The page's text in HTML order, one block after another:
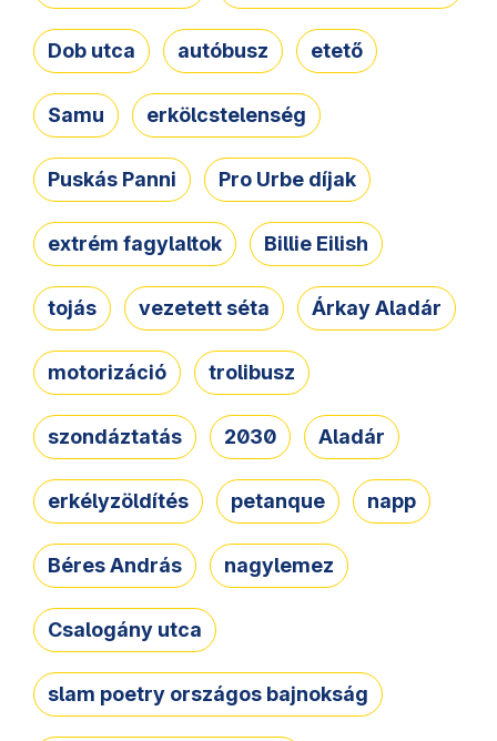
Dob utca autóbusz etető
Samu erkölcstelenség
Puskás Panni Pro Urbe díjak
extrém fagylaltok Billie Eilish
tojás vezetett séta Árkay Aladár
motorizáció trolibusz
szondáztatás 2030 Aladár
erkélyzöldítés petanque napp
Béres András nagylemez
Csalogány utca
slam poetry országos bajnokság